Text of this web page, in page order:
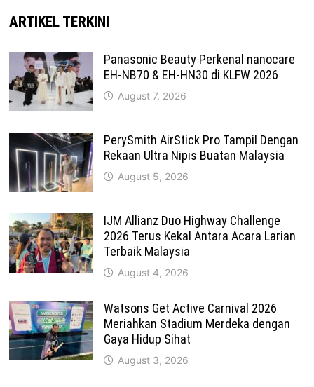
ARTIKEL TERKINI
Panasonic Beauty Perkenal nanocare
EH-NB70 & EH-HN30 di KLFW 2026
August 7, 2026
PerySmith AirStick Pro Tampil Dengan
Rekaan Ultra Nipis Buatan Malaysia
August 5, 2026
IJM Allianz Duo Highway Challenge
2026 Terus Kekal Antara Acara Larian
Terbaik Malaysia
August 4, 2026
Watsons Get Active Carnival 2026
Meriahkan Stadium Merdeka dengan
Gaya Hidup Sihat
August 3, 2026